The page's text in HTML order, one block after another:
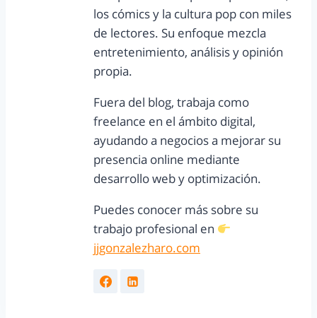
los cómics y la cultura pop con miles
de lectores. Su enfoque mezcla
entretenimiento, análisis y opinión
propia.
Fuera del blog, trabaja como
freelance en el ámbito digital,
ayudando a negocios a mejorar su
presencia online mediante
desarrollo web y optimización.
Puedes conocer más sobre su
trabajo profesional en
jjgonzalezharo.com